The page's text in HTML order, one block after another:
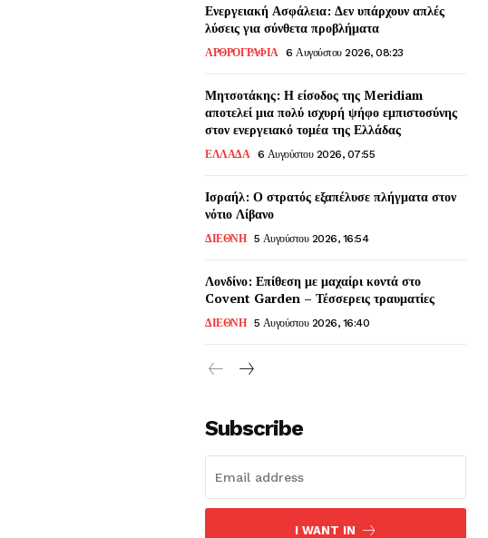
Ενεργειακή Ασφάλεια: Δεν υπάρχουν απλές
λύσεις για σύνθετα προβλήματα
ΑΡΘΡΟΓΡΑΦΙΑ 6 Αυγούστου 2026, 08:23
Μητσοτάκης: Η είσοδος της Meridiam
αποτελεί μια πολύ ισχυρή ψήφο εμπιστοσύνης
στον ενεργειακό τομέα της Ελλάδας
ΕΛΛΑΔΑ 6 Αυγούστου 2026, 07:55
Ισραήλ: Ο στρατός εξαπέλυσε πλήγματα στον
νότιο Λίβανο
ΔΙΕΘΝΗ 5 Αυγούστου 2026, 16:54
Λονδίνο: Επίθεση με μαχαίρι κοντά στο
Covent Garden – Τέσσερεις τραυματίες
ΔΙΕΘΝΗ 5 Αυγούστου 2026, 16:40
Subscribe
I WANT IN